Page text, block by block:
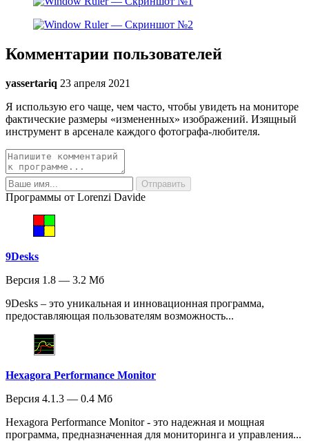
Комментарии пользователей
yassertariq 23 апреля 2021
Я использую его чаще, чем часто, чтобы увидеть на мониторе
фактические размеры «измененных» изображений. Изящный
инструмент в арсенале каждого фотографа-любителя.
Программы от Lorenzi Davide
9Desks
Версия 1.8 — 3.2 Мб
9Desks – это уникальная и инновационная программа,
предоставляющая пользователям возможность...
Hexagora Performance Monitor
Версия 4.1.3 — 0.4 Мб
Hexagora Performance Monitor - это надежная и мощная
программа, предназначенная для мониторинга и управления...